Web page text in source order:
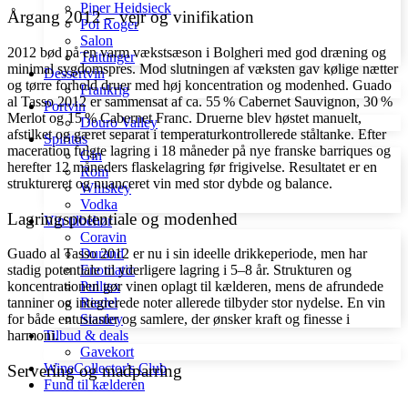
Piper Heidsieck
Pol Roger
Salon
Taittinger
Dessertvin
Frankrig
Portvin
Douro Valley
Spiritus
Gin
Rom
Whiskey
Vodka
Vin tilbehør
Coravin
Durand
Enomatic
Pulltex
Riedel
Stanley
Tilbud & deals
Gavekort
WineCollector's Club
Fund til kælderen
Årgang 2012 – vejr og vinifikation
2012 bød på en varm vækstsæson i Bolgheri med god dræning og
minimal sygdomspres. Mod slutningen af væksten gav kølige nætter
og tørre forhold druer med høj koncentration og modenhed. Guado
al Tasso 2012 er sammensat af ca. 55 % Cabernet Sauvignon, 30 %
Merlot og 15 % Cabernet Franc. Druerne blev høstet manuelt,
afstilket og gæret separat i temperaturkontrollerede ståltanke. Efter
maceration fulgte lagring i 18 måneder på nye franske barriques og
herefter 12 måneders flaskelagring før frigivelse. Resultatet er en
struktureret og nuanceret vin med stor dybde og balance.
Lagringspotentiale og modenhed
Guado al Tasso 2012 er nu i sin ideelle drikkeperiode, men har
stadig potentiale til yderligere lagring i 5–8 år. Strukturen og
koncentrationen gør vinen oplagt til kælderen, mens de afrundede
tanniner og integrerede noter allerede tilbyder stor nydelse. En vin
for både entusiaster og samlere, der ønsker kraft og finesse i
harmoni.
Servering og madparring